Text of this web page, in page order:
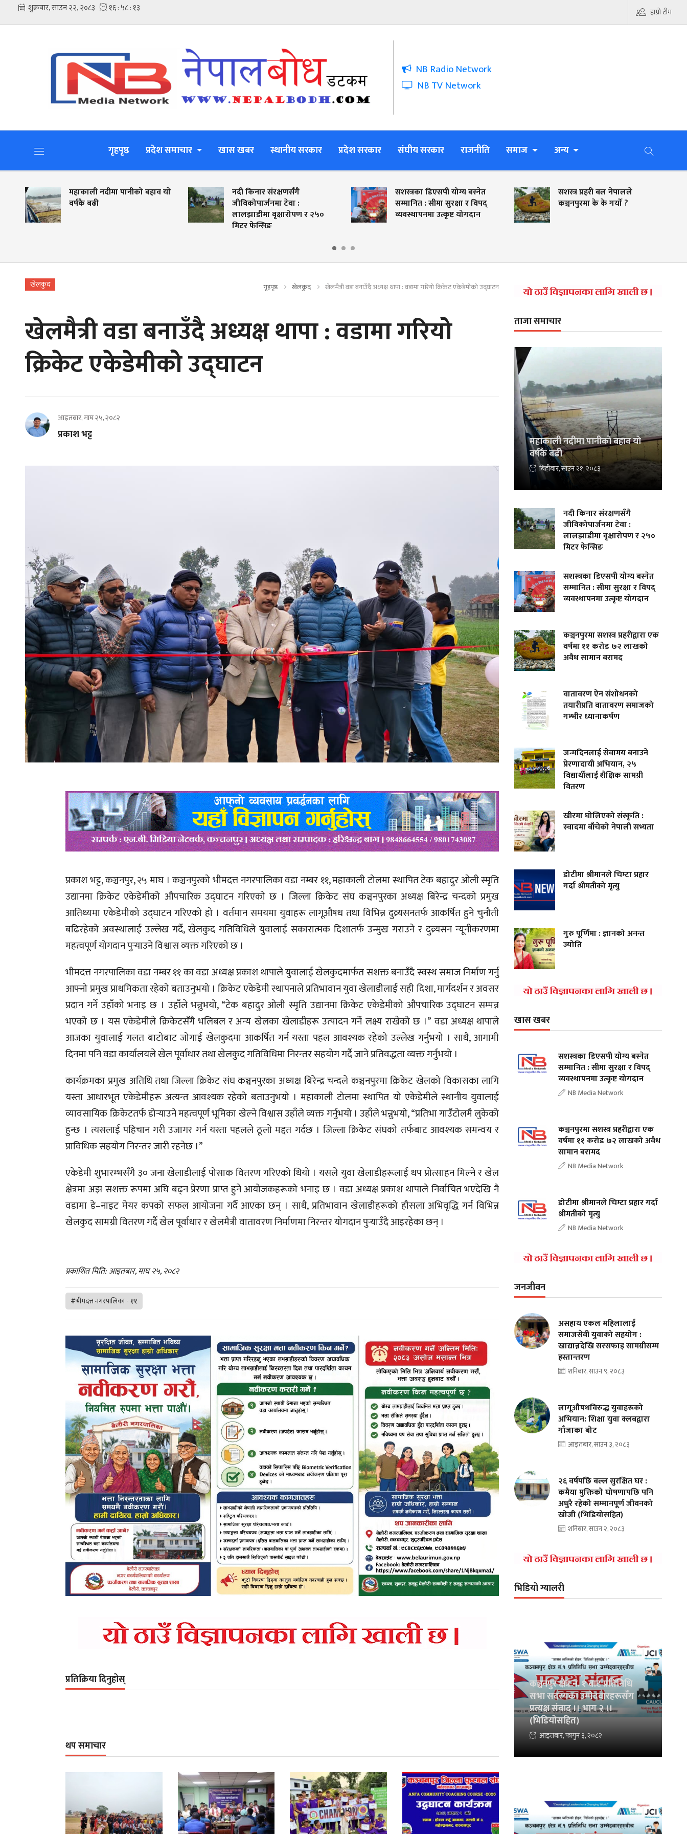
हाम्रो टीम
NB Radio Network
NB TV Network
गृहपृष्ठ प्रदेश समाचार खास खबर स्थानीय सरकार प्रदेश सरकार संघीय सरकार राजनीति समाज अन्य
महाकाली नदीमा पानीको बहाव याे
वर्षकै बढी
नदी किनार संरक्षणसँगै
जीविकोपार्जनमा टेवा :
लालझाडीमा वृक्षारोपण र २५०
मिटर फेन्सिङ
सशस्त्रका डिएसपी योग्य बस्नेत
सम्मानित : सीमा सुरक्षा र विपद्
व्यवस्थापनमा उत्कृष्ट योगदान
सशस्त्र प्रहरी बल नेपालले
कञ्चनपुरमा के के गर्याे ?
खेलकुद गृहपृष्ठ खेलकुद खेलमैत्री वडा बनाउँदै अध्यक्ष थापा : वडामा गरियो क्रिकेट एकेडेमीको उद्घाटन
खेलमैत्री वडा बनाउँदै अध्यक्ष थापा : वडामा गरियो
क्रिकेट एकेडेमीको उद्घाटन
आइतबार, माघ २५, २०८२
प्रकाश भट्ट
प्रकाश भट्ट, कञ्चनपुर, २५ माघ । कञ्चनपुरको भीमदत्त नगरपालिका वडा नम्बर ११, महाकाली टोलमा स्थापित टेक बहादुर ओली स्मृति
उद्यानमा क्रिकेट एकेडेमीको औपचारिक उद्घाटन गरिएको छ । जिल्ला क्रिकेट संघ कञ्चनपुरका अध्यक्ष बिरेन्द्र चन्दको प्रमुख
आतिथ्यमा एकेडेमीको उद्घाटन गरिएको हो । वर्तमान समयमा युवाहरू लागूऔषध तथा विभिन्न दुव्र्यसनतर्फ आकर्षित हुने चुनौती
बढिरहेको अवस्थालाई उल्लेख गर्दै, खेलकुद गतिविधिले युवालाई सकारात्मक दिशातर्फ उन्मुख गराउने र दुव्र्यसन न्यूनीकरणमा
महत्वपूर्ण योगदान पुर्‍याउने विश्वास व्यक्त गरिएको छ ।
भीमदत्त नगरपालिका वडा नम्बर ११ का वडा अध्यक्ष प्रकाश थापाले युवालाई खेलकुदमार्फत सशक्त बनाउँदै स्वस्थ समाज निर्माण गर्नु
आफ्नो प्रमुख प्राथमिकता रहेको बताउनुभयो । क्रिकेट एकेडेमी स्थापनाले प्रतिभावान युवा खेलाडीलाई सही दिशा, मार्गदर्शन र अवसर
प्रदान गर्ने उहाँको भनाइ छ । उहाँले भन्नुभयो, “टेक बहादुर ओली स्मृति उद्यानमा क्रिकेट एकेडेमीको औपचारिक उद्घाटन सम्पन्न
भएको छ । यस एकेडेमीले क्रिकेटसँगै भलिबल र अन्य खेलका खेलाडीहरू उत्पादन गर्ने लक्ष्य राखेको छ ।” वडा अध्यक्ष थापाले
आजका युवालाई गलत बाटोबाट जोगाई खेलकुदमा आकर्षित गर्न यस्ता पहल आवश्यक रहेको उल्लेख गर्नुभयो । साथै, आगामी
दिनमा पनि वडा कार्यालयले खेल पूर्वाधार तथा खेलकुद गतिविधिमा निरन्तर सहयोग गर्दै जाने प्रतिवद्धता व्यक्त गर्नुभयो ।
कार्यक्रमका प्रमुख अतिथि तथा जिल्ला क्रिकेट संघ कञ्चनपुरका अध्यक्ष बिरेन्द्र चन्दले कञ्चनपुरमा क्रिकेट खेलको विकासका लागि
यस्ता आधारभूत एकेडेमीहरू अत्यन्त आवश्यक रहेको बताउनुभयो । महाकाली टोलमा स्थापित यो एकेडेमीले स्थानीय युवालाई
व्यावसायिक क्रिकेटतर्फ डोर्‍याउने महत्वपूर्ण भूमिका खेल्ने विश्वास उहाँले व्यक्त गर्नुभयो । उहाँले भन्नुभयो, “प्रतिभा गाउँटोलमै लुकेको
हुन्छ । त्यसलाई पहिचान गरी उजागर गर्न यस्ता पहलले ठूलो मद्दत गर्दछ । जिल्ला क्रिकेट संघको तर्फबाट आवश्यक समन्वय र
प्राविधिक सहयोग निरन्तर जारी रहनेछ ।”
एकेडेमी शुभारम्भसँगै ३० जना खेलाडीलाई पोसाक वितरण गरिएको थियो । यसले युवा खेलाडीहरूलाई थप प्रोत्साहन मिल्ने र खेल
क्षेत्रमा अझ सशक्त रूपमा अघि बढ्न प्रेरणा प्राप्त हुने आयोजकहरूको भनाइ छ । वडा अध्यक्ष प्रकाश थापाले निर्वाचित भएदेखि नै
वडामा डे–नाइट मेयर कपको सफल आयोजना गर्दै आएका छन् । साथै, प्रतिभावान खेलाडीहरूको हौसला अभिवृद्धि गर्न विभिन्न
खेलकुद सामग्री वितरण गर्दै खेल पूर्वाधार र खेलमैत्री वातावरण निर्माणमा निरन्तर योगदान पुर्‍याउँदै आइरहेका छन् ।
प्रकाशित मिति: आइतबार, माघ २५, २०८२
#भीमदत्त नगरपालिका - ११
प्रतिक्रिया दिनुहोस्
थप समाचार
ताजा समाचार
महाकाली नदीमा पानीको बहाव याे
वर्षकै बढी
बिहीबार, साउन २१, २०८३
नदी किनार संरक्षणसँगै
जीविकोपार्जनमा टेवा :
लालझाडीमा वृक्षारोपण र २५०
मिटर फेन्सिङ
सशस्त्रका डिएसपी योग्य बस्नेत
सम्मानित : सीमा सुरक्षा र विपद्
व्यवस्थापनमा उत्कृष्ट योगदान
कञ्चनपुरमा सशस्त्र प्रहरीद्वारा एक
वर्षमा ११ करोड ७२ लाखको
अवैध सामान बरामद
वातावरण ऐन संशोधनको
तयारीप्रति वातावरण समाजको
गम्भीर ध्यानाकर्षण
जन्मदिनलाई सेवामय बनाउने
प्रेरणादायी अभियान, २५
विद्यार्थीलाई शैक्षिक सामग्री
वितरण
खीरमा घोलिएको संस्कृति :
स्वादमा बाँचेको नेपाली सभ्यता
डोटीमा श्रीमानले चिम्टा प्रहार
गर्दा श्रीमतीको मृत्यु
गुरु पूर्णिमा : ज्ञानको अनन्त
ज्योति
खास खबर
सशस्त्रका डिएसपी योग्य बस्नेत
सम्मानित : सीमा सुरक्षा र विपद्
व्यवस्थापनमा उत्कृष्ट योगदान
NB Media Network
कञ्चनपुरमा सशस्त्र प्रहरीद्वारा एक
वर्षमा ११ करोड ७२ लाखको अवैध
सामान बरामद
NB Media Network
डोटीमा श्रीमानले चिम्टा प्रहार गर्दा
श्रीमतीको मृत्यु
NB Media Network
जनजीवन
असहाय एकल महिलालाई
समाजसेवी युवाको सहयोग :
खाद्यान्नदेखि सरसफाइ सामग्रीसम्म
हस्तान्तरण
शनिबार, साउन ९, २०८३
लागूऔषधविरुद्ध युवाहरूको
अभियान: शिक्षा युवा क्लबद्वारा
गाँजाका बोट
आइतबार, साउन ३, २०८३
२६ वर्षपछि बल्ल सुरक्षित घर :
कमैया मुक्तिको घोषणापछि पनि
अधुरै रहेको सम्मानपूर्ण जीवनको
खोजी (भिडियोसहित)
शनिबार, साउन २, २०८३
भिडियो ग्यालरी
कञ्चनपुर क्षेत्र नं. १ बाट प्रतिनिधि
सभा सदस्यका उम्मेदवारहरूसँग
प्रत्यक्ष संवाद ।। भाग २ ।।
(भिडियोसहित)
आइतबार, फागुन ३, २०८२